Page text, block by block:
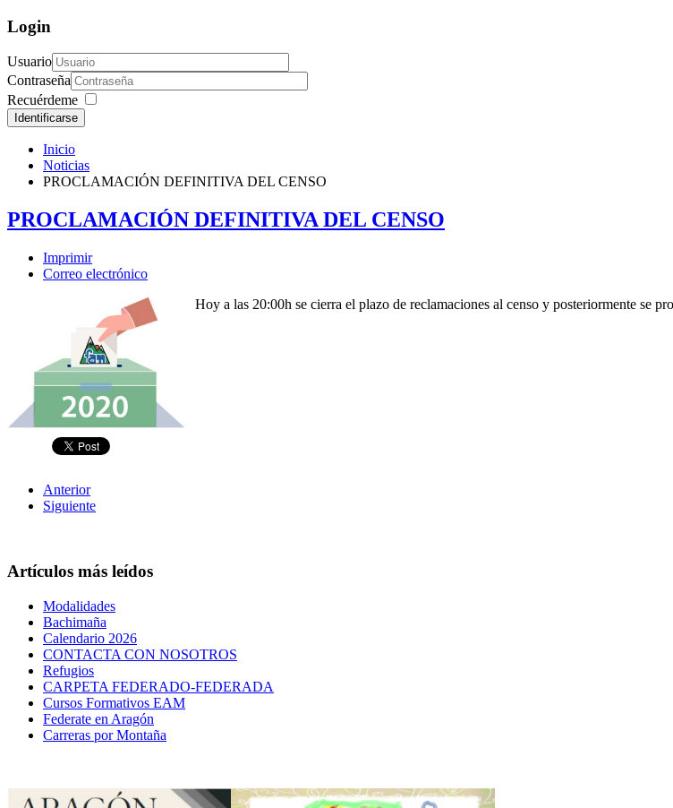
Login
Usuario
Contraseña
Recuérdeme
Identificarse
Inicio
Noticias
PROCLAMACIÓN DEFINITIVA DEL CENSO
PROCLAMACIÓN DEFINITIVA DEL CENSO
Imprimir
Correo electrónico
Hoy a las 20:00h se cierra el plazo de reclamaciones al censo y posteriormente se
Anterior
Siguiente
Artículos más leídos
Modalidades
Bachimaña
Calendario 2026
CONTACTA CON NOSOTROS
Refugios
CARPETA FEDERADO-FEDERADA
Cursos Formativos EAM
Federate en Aragón
Carreras por Montaña